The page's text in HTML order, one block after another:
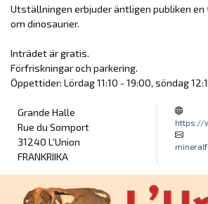
Utställningen erbjuder äntligen publiken
om dinosaurier.
Inträdet är gratis.
Förfriskningar och parkering.
Öppettider: Lördag 11:10 - 19:00, söndag
Grande Halle
Rue du Somport
31240 L'Union
FRANKRIIKA
https://